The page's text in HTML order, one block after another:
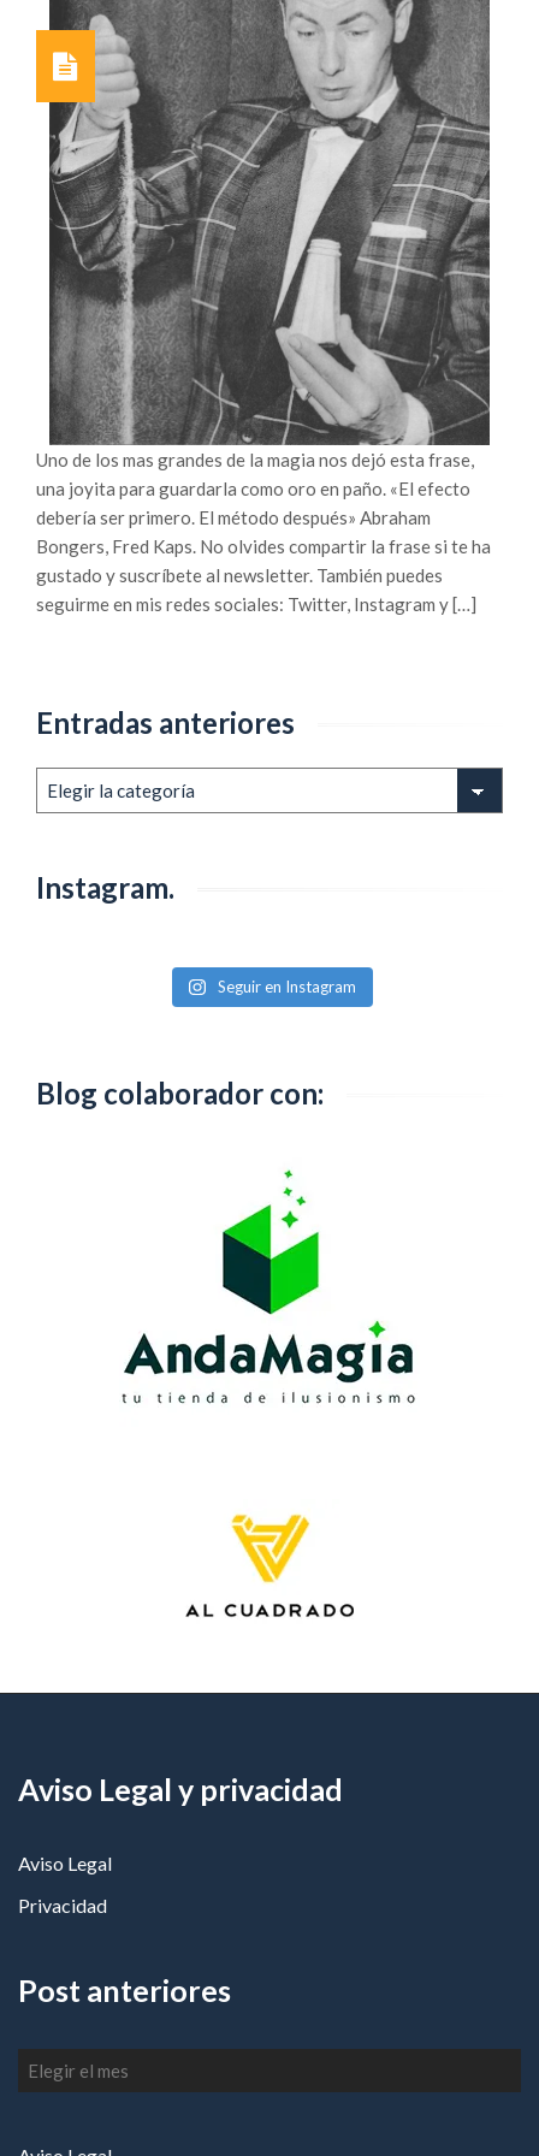
Uno de los mas grandes de la magia nos dejó esta frase,
una joyita para guardarla como oro en paño. «El efecto
debería ser primero. El método después» Abraham
Bongers, Fred Kaps. No olvides compartir la frase si te ha
gustado y suscríbete al newsletter. También puedes
seguirme en mis redes sociales: Twitter, Instagram y […]
Entradas anteriores
anteriores
Instagram.
Seguir en Instagram
Blog colaborador con:
Aviso Legal y privacidad
Aviso Legal
Privacidad
Post anteriores
Post
anteriores